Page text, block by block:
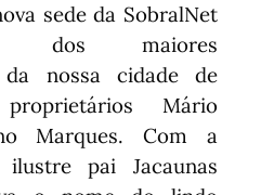
sede da SobralNet
dos maiores
da nossa cidade de
Mário
Marques. Com a
pai Jacaunas